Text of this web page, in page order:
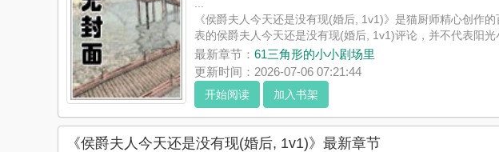
《侯爵夫人今天还是没有现(婚后, 1v1)》是猫厨师精心创作
表的侯爵夫人今天还是没有现(婚后, 1v1)评论，并不代表阳
最新章节： 61三角形的小小剧场里
更新时间：2026-07-06 07:21:44
开始阅读 加入书架
《侯爵夫人今天还是没有现(婚后, 1v1)》最新章节